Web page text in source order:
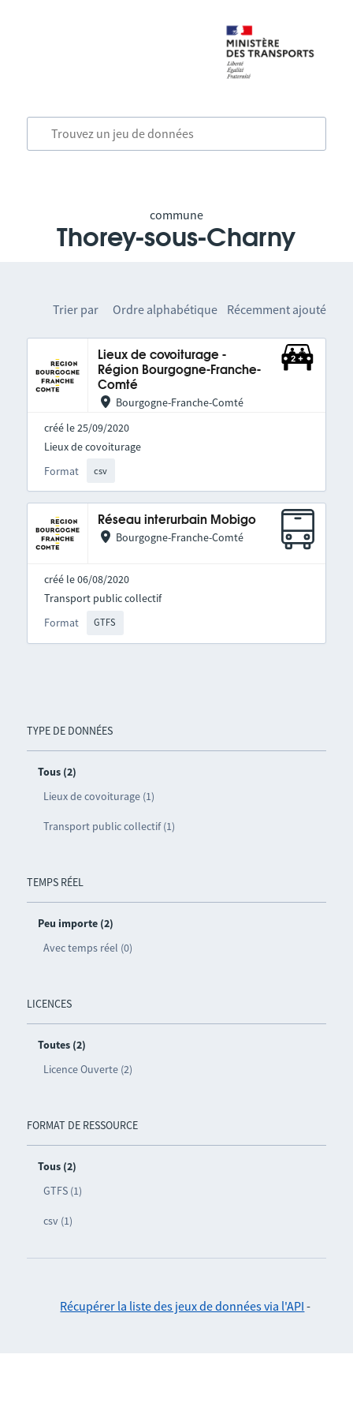
commune
Thorey-sous-Charny
TYPE DE DONNÉES
Tous (2)
Lieux de covoiturage (1)
Transport public collectif (1)
TEMPS RÉEL
Peu importe (2)
Avec temps réel (0)
LICENCES
Toutes (2)
Licence Ouverte (2)
FORMAT DE RESSOURCE
Tous (2)
GTFS (1)
csv (1)
Trier par Ordre alphabétique Récemment ajouté
Lieux de covoiturage -
Région Bourgogne-Franche-
Comté
Bourgogne-Franche-Comté
créé le 25/09/2020
Format csv
Lieux de covoiturage
Réseau interurbain Mobigo
Bourgogne-Franche-Comté
créé le 06/08/2020
Format GTFS
Transport public collectif
Récupérer la liste des jeux de données via l'API -